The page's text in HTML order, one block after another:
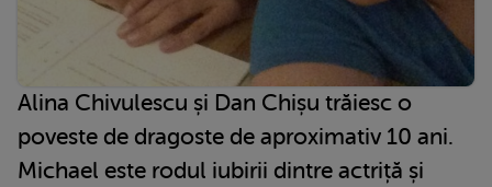
Alina Chivulescu și Dan Chișu trăiesc o
poveste de dragoste de aproximativ 10 ani.
Michael este rodul iubirii dintre actriță și